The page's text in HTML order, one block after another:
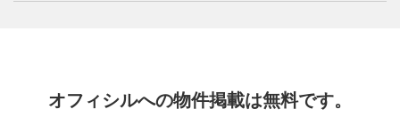
オフィシルへの物件掲載は無料です。